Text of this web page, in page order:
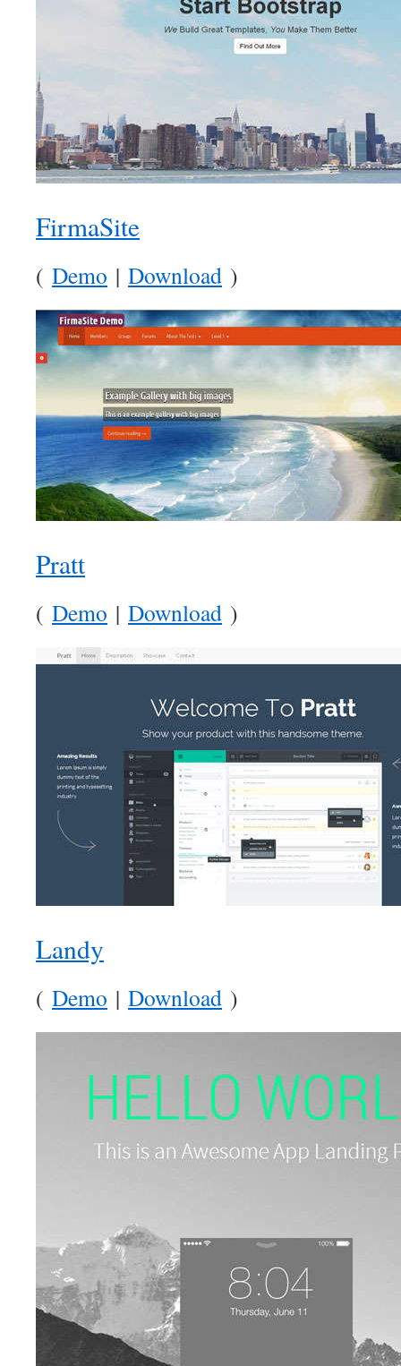
FirmaSite
( Demo | Download )
Pratt
( Demo | Download )
Landy
( Demo | Download )